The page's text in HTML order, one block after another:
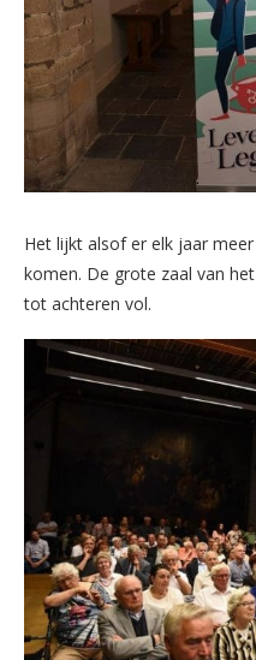
Het lijkt alsof er elk jaar
komen. De grote zaal van
tot achteren vol.